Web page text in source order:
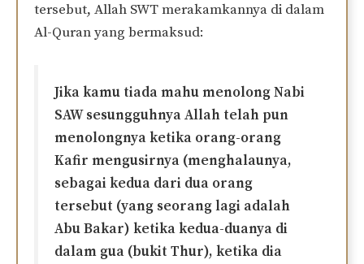
tersebut, Allah SWT merakamkannya di dalam
Al-Quran yang bermaksud:
Jika kamu tiada mahu menolong Nabi
SAW sesungguhnya Allah telah pun
menolongnya ketika orang-orang
Kafir mengusirnya (menghalaunya,
sebagai kedua dari dua orang
tersebut (yang seorang lagi adalah
Abu Bakar) ketika kedua-duanya di
dalam gua (bukit Thur), ketika dia